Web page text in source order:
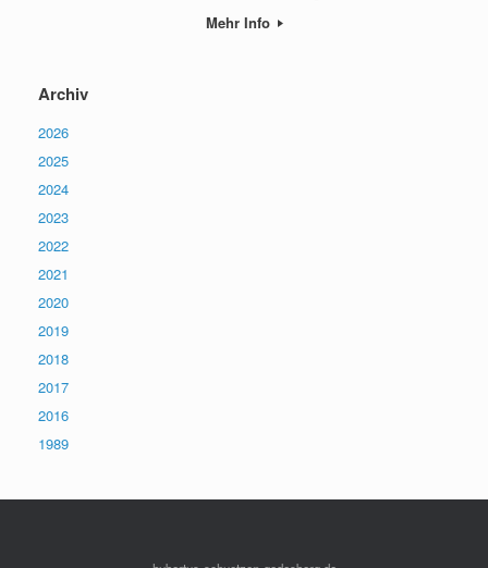
Mehr Info
Archiv
2026
2025
2024
2023
2022
2021
2020
2019
2018
2017
2016
1989